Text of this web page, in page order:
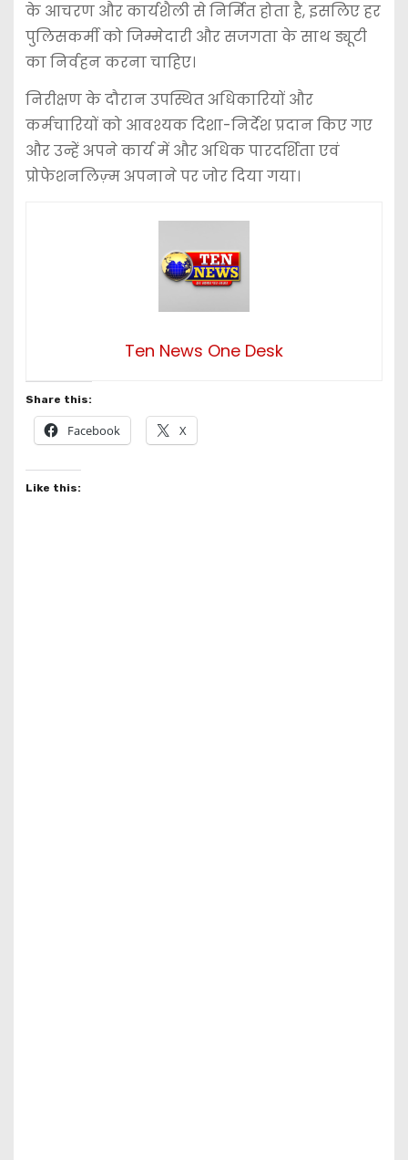
के आचरण और कार्यशैली से निर्मित होता है, इसलिए हर
पुलिसकर्मी को जिम्मेदारी और सजगता के साथ ड्यूटी
का निर्वहन करना चाहिए।
निरीक्षण के दौरान उपस्थित अधिकारियों और
कर्मचारियों को आवश्यक दिशा-निर्देश प्रदान किए गए
और उन्हें अपने कार्य में और अधिक पारदर्शिता एवं
प्रोफेशनलिज़्म अपनाने पर जोर दिया गया।
Ten News One Desk
Share this:
Facebook X
Like this: